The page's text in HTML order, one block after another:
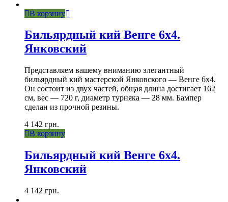
В корзину
Бильярдный кий Венге 6х4.
Янковский
Представляем вашему вниманию элегантный
бильярдный кий мастерской Янковского — Венге 6х4.
Он состоит из двух частей, общая длина достигает 162
см, вес — 720 г, диаметр турняка — 28 мм. Бампер
сделан из прочной резины.
4 142 грн.
В корзину
Бильярдный кий Венге 6х4.
Янковский
4 142 грн.